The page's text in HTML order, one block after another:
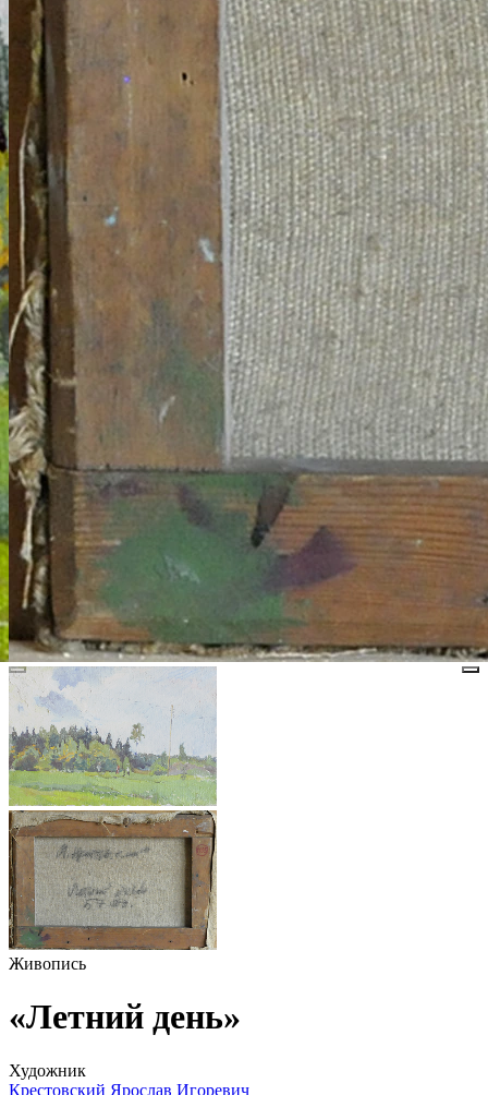
Живопись
«Летний день»
Художник
Крестовский Ярослав Игоревич